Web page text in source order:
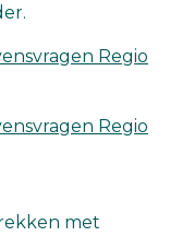
Regio
Regio
met